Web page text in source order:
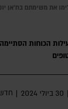
הכוחות
| 30 ביולי 2024 |